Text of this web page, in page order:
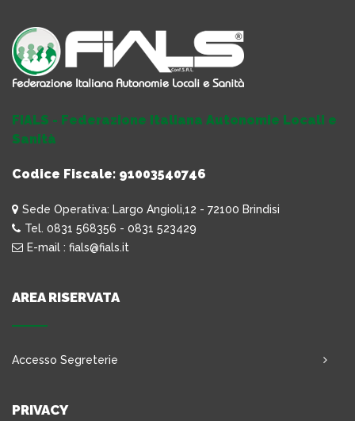
FIALS - Federazione Italiana Autonomie Locali e
Sanità
Codice Fiscale: 91003540746
Sede Operativa: Largo Angioli,12 - 72100 Brindisi
Tel. 0831 568356 - 0831 523429
E-mail : fials@fials.it
AREA RISERVATA
Accesso Segreterie
PRIVACY